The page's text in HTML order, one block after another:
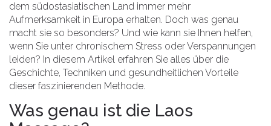
dem südostasiatischen Land immer mehr
Aufmerksamkeit in Europa erhalten. Doch was genau
macht sie so besonders? Und wie kann sie Ihnen helfen,
wenn Sie unter chronischem Stress oder Verspannungen
leiden? In diesem Artikel erfahren Sie alles über die
Geschichte, Techniken und gesundheitlichen Vorteile
dieser faszinierenden Methode.
Was genau ist die Laos